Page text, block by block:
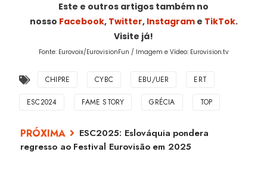
Este e outros artigos também no
nosso Facebook, Twitter, Instagrame TikTok.
Visite já!
Fonte: Eurovoix/EurovisionFun / Imagem e Vídeo: Eurovision.tv
CHIPRE CYBC EBU/UER ERT
ESC2024 FAME STORY GRÉCIA TOP
ESC2025: Eslováquia pondera
regresso ao Festival Eurovisão em 2025